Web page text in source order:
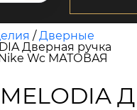
/Дверные
Дверная ручка
Wc МАТОВАЯ
MELODIA